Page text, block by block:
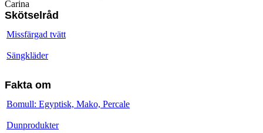
Carina
Skötselråd
Missfärgad tvätt
Sängkläder
Fakta om
Bomull: Egyptisk, Mako, Percale
Dunprodukter